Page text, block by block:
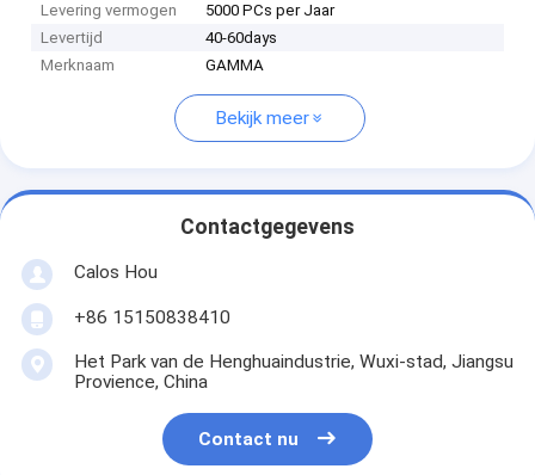
Levering vermogen
5000 PCs per Jaar
Levertijd
40-60days
Merknaam
GAMMA
Bekijk meer
Contactgegevens
Calos Hou
+86 15150838410
Het Park van de Henghuaindustrie, Wuxi-stad, Jiangsu
Provience, China
Contact nu